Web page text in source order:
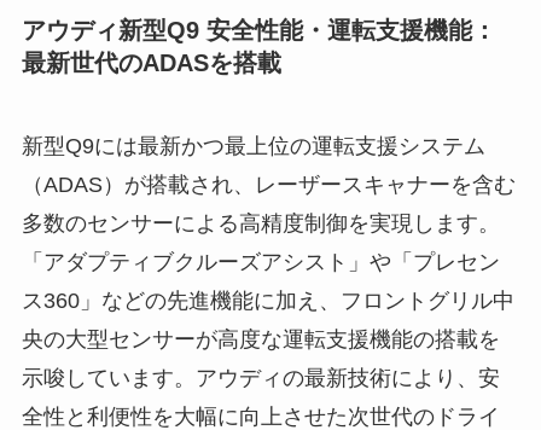
アウディ新型Q9 安全性能・運転支援機能：
最新世代のADASを搭載
新型Q9には最新かつ最上位の運転支援システム
（ADAS）が搭載され、レーザースキャナーを含む
多数のセンサーによる高精度制御を実現します。
「アダプティブクルーズアシスト」や「プレセン
ス360」などの先進機能に加え、フロントグリル中
央の大型センサーが高度な運転支援機能の搭載を
示唆しています。アウディの最新技術により、安
全性と利便性を大幅に向上させた次世代のドライ